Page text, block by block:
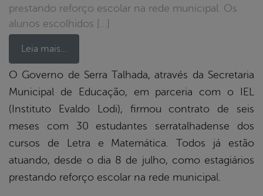
prestando reforço escolar na rede municipal. Os
alunos escolhidos […]
Leia mais…
O Governo de Serra Talhada, através da Secretaria
Municipal de Educação, em parceria com o IEL
(Instituto Evaldo Lodi), firmou contrato de seis
meses com 30 estudantes serratalhadense dos
cursos de Letra e Matemática. Todos já estão
atuando, desde o dia 8 de julho, como estagiários
prestando reforço escolar na rede municipal.